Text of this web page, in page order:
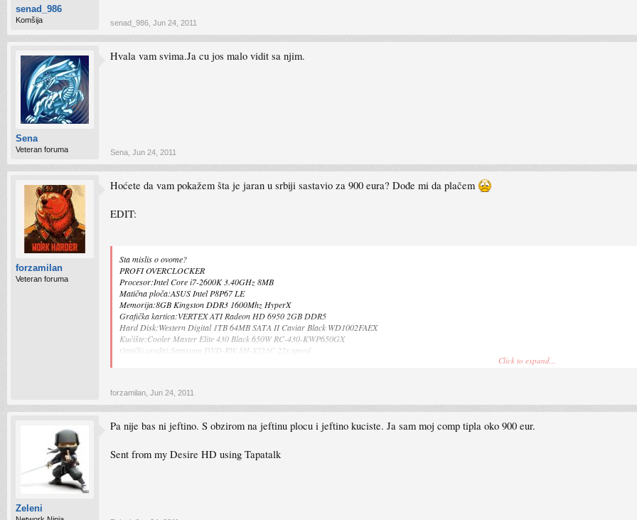
senad_986
Komšija senad_986 Jun 24, 2011
Sena
Veteran foruma
Hvala vam svima.Ja cu jos malo vidit sa njim.
Sena Jun 24, 2011
forzamilan
Veteran foruma
Hoćete da vam pokažem šta je jaran u srbiji sastavio za 900 eura? Dođe mi da plačem
EDIT:
Sta mislis o ovome?
PROFI OVERCLOCKER
Procesor:Intel Core i7-2600K 3.40GHz 8MB
Matična ploča:ASUS Intel P8P67 LE
Memorija:8GB Kingston DDR3 1600Mhz HyperX
Grafička kartica:VERTEX ATI Radeon HD 6950 2GB DDR5
Hard Disk:Western Digital 1TB 64MB SATA II Caviar Black WD1002FAEX
Kućište:Cooler Master Elite 430 Black 650W RC-430-KWP650GX
Optički uređaj:Samsung DVD-RW SH-S223C 22x speed
Click to expand...
forzamilan Jun 24, 2011
Zeleni
Pa nije bas ni jeftino. S obzirom na jeftinu plocu i jeftino kuciste. Ja sam moj comp tipla oko 900 eur.
Sent from my Desire HD using Tapatalk